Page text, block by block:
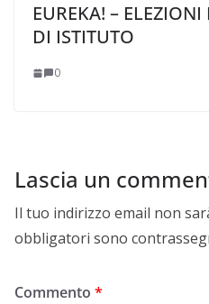
EUREKA! – ELEZIONI
DI ISTITUTO
0
Lascia un
Il tuo indirizzo email non
obbligatori sono
Commento *